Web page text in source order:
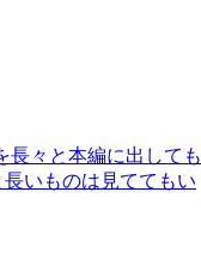
長々と本編に出しても
いものは見ててもい